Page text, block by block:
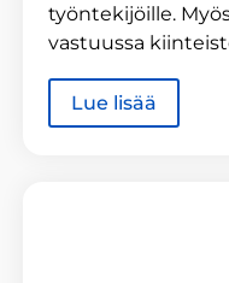
työntekijöille.
vastuussa
Lue lisää